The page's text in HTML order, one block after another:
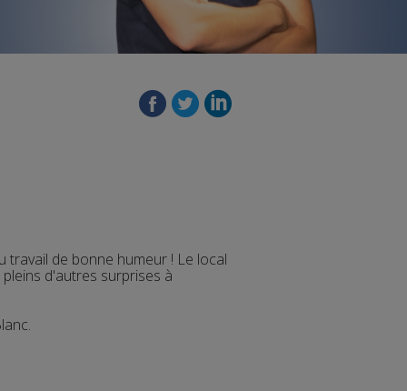
travail de bonne humeur ! Le local
d'autres surprises à